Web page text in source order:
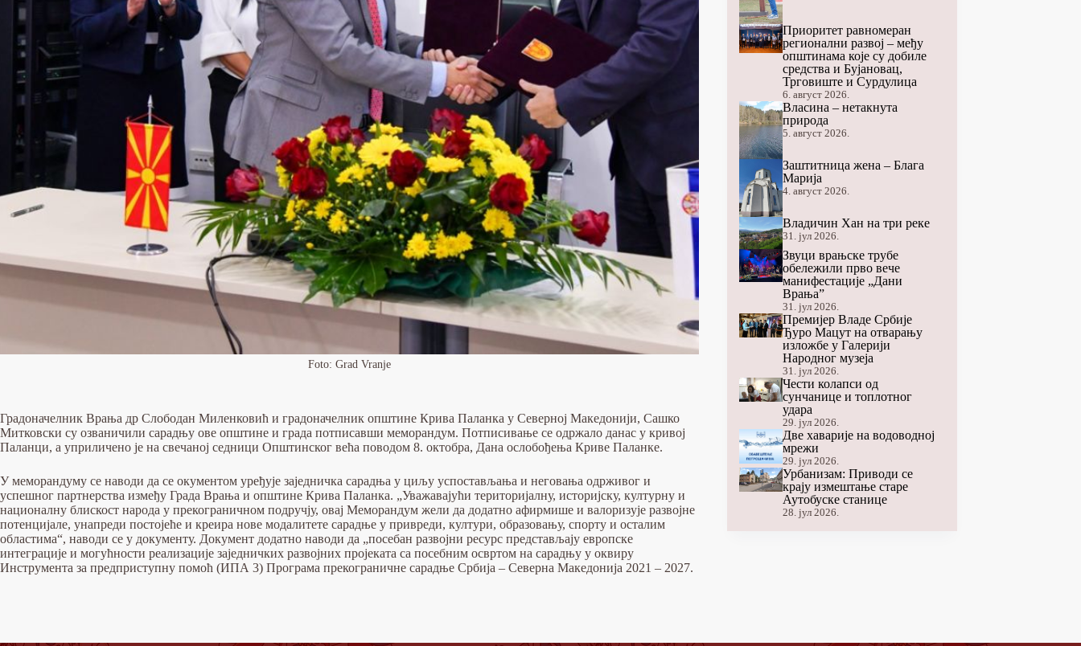
Foto: Grad Vranje
Градоначелник Врања др Слободан Миленковић и градоначелник општине Крива Паланка у Северној Македонији, Сашко
Митковски су озваничили сарадњу ове општине и града потписавши меморандум. Потписивање се одржало данас у кривој
Паланци, а уприличено је на свечаној седници Општинског већа поводом 8. октобра, Дана ослобођења Криве Паланке.
У меморандуму се наводи да се окументом уређује заједничка сарадња у циљу успостављања и неговања одрживог и
успешног партнерства између Града Врања и општине Крива Паланка. „Уважавајући територијалну, историјску, културну и
националну блискост народа у прекограничном подручју, овај Меморандум жели да додатно афирмише и валоризује развојне
потенцијале, унапреди постојеће и креира нове модалитете сарадње у привреди, култури, образовању, спорту и осталим
областима“, наводи се у документу. Документ додатно наводи да „посебан развојни ресурс представљају европске
интеграције и могућности реализације заједничких развојних пројеката са посебним освртом на сарадњу у оквиру
Инструмента за предприступну помоћ (ИПА 3) Програма прекограничне сарадње Србија – Северна Македонија 2021 – 2027.
Приоритет равномеран
регионални развој – међу
општинама које су добиле
средства и Бујановац,
Трговиште и Сурдулица
6. август 2026.
Власина – нетакнута
природа
5. август 2026.
Заштитница жена – Блага
Марија
4. август 2026.
Владичин Хан на три реке
31. јул 2026.
Звуци врањске трубе
обележили прво вече
манифестације „Дани
Врања”
31. јул 2026.
Премијер Владе Србије
Ђуро Мацут на отварању
изложбе у Галерији
Народног музеја
31. јул 2026.
Чести колапси од
сунчанице и топлотног
удара
29. јул 2026.
Две хаварије на водоводној
мрежи
29. јул 2026.
Урбанизам: Приводи се
крају измештање старе
Аутобуске станице
28. јул 2026.